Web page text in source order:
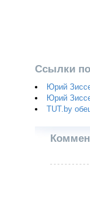
Ссылки
Юрий
Юрий
TUT.by